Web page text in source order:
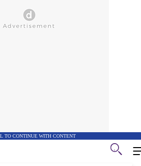
TO CONTINUE WITH CONTENT